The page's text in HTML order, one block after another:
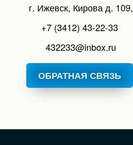
г. Ижевск, Кирова д. 109,
+7 (3412) 43-22-33
432233@inbox.ru
ОБРАТНАЯ СВЯЗЬ